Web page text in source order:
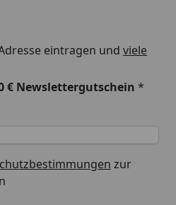
eintragen und viele
€ Newslettergutschein *
zur